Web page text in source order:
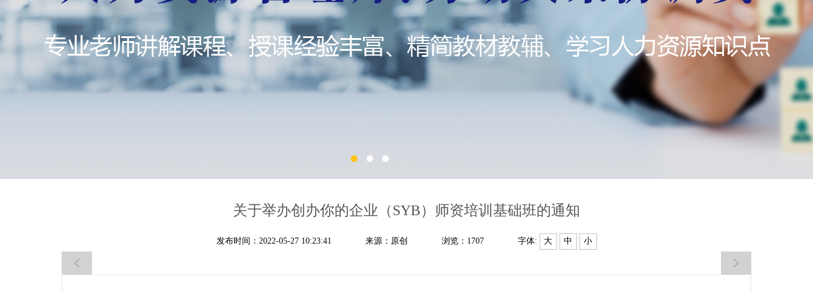
关于举办创办你的企业（SYB）师资培训基础班的通知
发布时间：2022-05-27 10:23:41 来源：原创 浏览：1707 字体: 大 中 小